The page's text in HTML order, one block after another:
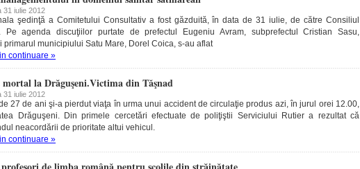
31 iulie 2012
şedinţă a Comitetului Consultativ a fost găzduită, în data de 31 iulie, de către Consiliul
Pe agenda discuţiilor purtate de prefectul Eugeniu Avram, subprefectul Cristian Sasu,
primarul municipiului Satu Mare, Dorel Coica, s-au aflat
continuare »
la Drăguşeni.Victima din Tăşnad
31 iulie 2012
27 de ani şi-a pierdut viaţa în urma unui accident de circulaţie produs azi, în jurul orei 12.00,
Drăguşeni. Din primele cercetări efectuate de poliţiştii Serviciului Rutier a rezultat că
neacordării de prioritate altui vehicul.
continuare »